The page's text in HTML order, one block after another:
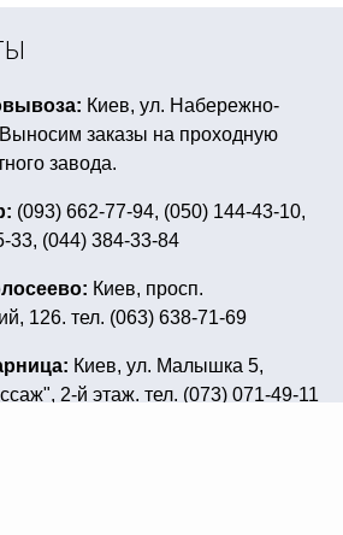
Киев, ул. Набережно-
заказы на проходную
завода.
(093) 662-77-94, (050) 144-43-10,
33, (044) 384-33-84
Киев, просп.
126. тел. (063) 638-71-69
Киев, ул. Малышка 5,
2-й этаж. тел. (073) 071-49-11